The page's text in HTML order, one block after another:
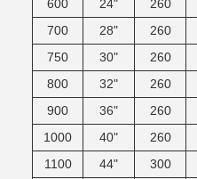
600 24" 260
700
28" 260
750
30" 260
800
32" 260
900
36" 260
1000
40" 260
1100
44" 300